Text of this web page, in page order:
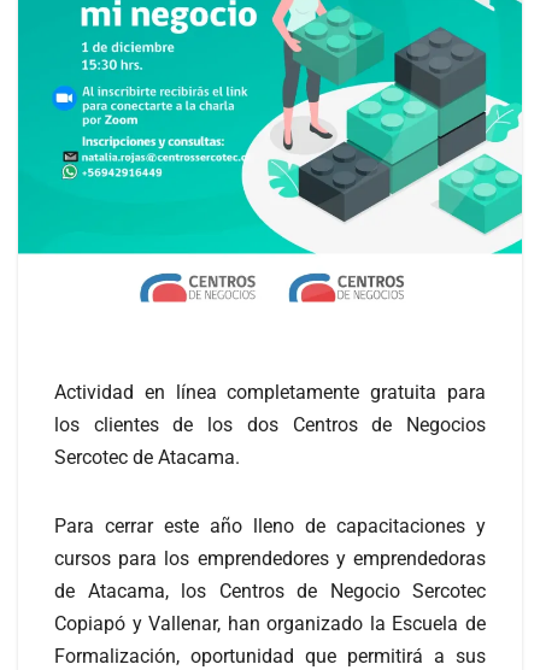
Actividad en línea completamente gratuita para
los clientes de los dos Centros de Negocios
Sercotec de Atacama.
Para cerrar este año lleno de capacitaciones y
cursos para los emprendedores y emprendedoras
de Atacama, los Centros de Negocio Sercotec
Copiapó y Vallenar, han organizado la Escuela de
Formalización, oportunidad que permitirá a sus